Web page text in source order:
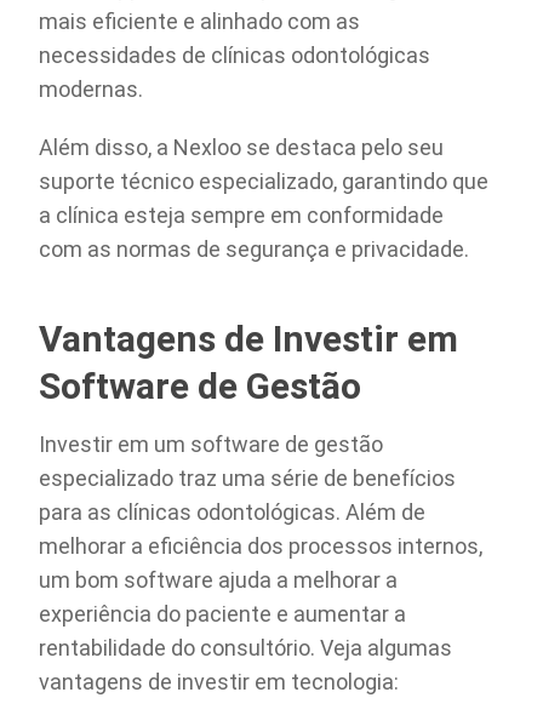
mais eficiente e alinhado com as
necessidades de clínicas odontológicas
modernas.
Além disso, a Nexloo se destaca pelo seu
suporte técnico especializado, garantindo que
a clínica esteja sempre em conformidade
com as normas de segurança e privacidade.
Vantagens de Investir em
Software de Gestão
Investir em um software de gestão
especializado traz uma série de benefícios
para as clínicas odontológicas. Além de
melhorar a eficiência dos processos internos,
um bom software ajuda a melhorar a
experiência do paciente e aumentar a
rentabilidade do consultório. Veja algumas
vantagens de investir em tecnologia: